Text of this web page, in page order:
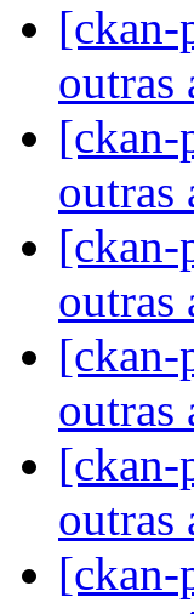
[ckan-
outras
[ckan-
outras
[ckan-
outras
[ckan-
outras
[ckan-
outras
[ckan-